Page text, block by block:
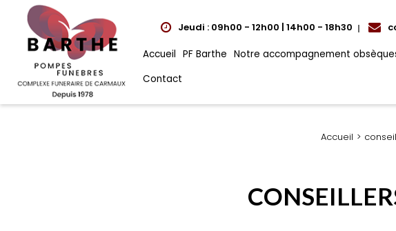
Jeudi : 09h00 - 12h00 | 14h00 - 18h30
Accueil PF Barthe Notre accompagnement
Contact
Accueil